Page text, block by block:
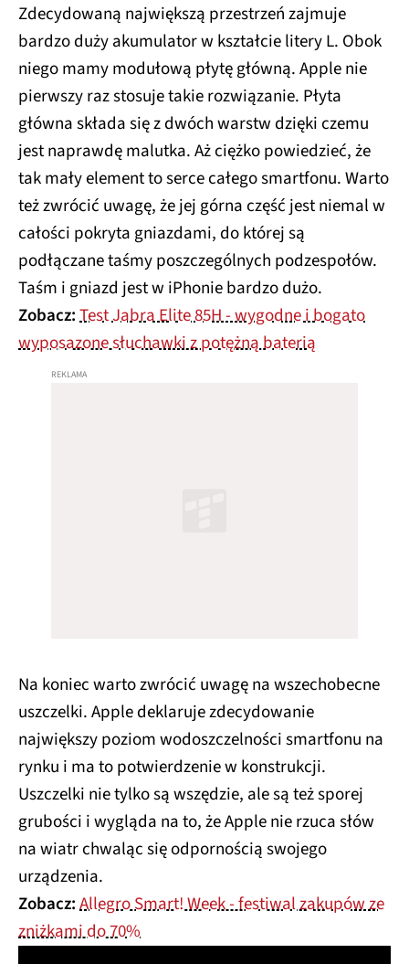
Zdecydowaną największą przestrzeń zajmuje
bardzo duży akumulator w kształcie litery L. Obok
niego mamy modułową płytę główną. Apple nie
pierwszy raz stosuje takie rozwiązanie. Płyta
główna składa się z dwóch warstw dzięki czemu
jest naprawdę malutka. Aż ciężko powiedzieć, że
tak mały element to serce całego smartfonu. Warto
też zwrócić uwagę, że jej górna część jest niemal w
całości pokryta gniazdami, do której są
podłączane taśmy poszczególnych podzespołów.
Taśm i gniazd jest w iPhonie bardzo dużo.
Zobacz:Test Jabra Elite 85H - wygodne i bogato
wyposazone słuchawki z potężną baterią
Na koniec warto zwrócić uwagę na wszechobecne
uszczelki. Apple deklaruje zdecydowanie
największy poziom wodoszczelności smartfonu na
rynku i ma to potwierdzenie w konstrukcji.
Uszczelki nie tylko są wszędzie, ale są też sporej
grubości i wygląda na to, że Apple nie rzuca słów
na wiatr chwaląc się odpornością swojego
urządzenia.
Zobacz:Allegro Smart! Week - festiwal zakupów ze
zniżkami do 70%